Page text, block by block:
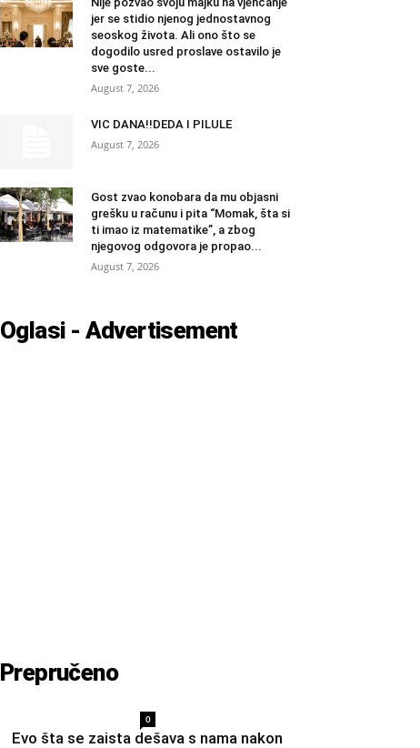
jer se stidio njenog jednostavnog
seoskog života. Ali ono što se
dogodilo usred proslave ostavilo je
sve goste...
August 7, 2026
VIC DANA!!DEDA I PILULE
August 7, 2026
Gost zvao konobara da mu objasni
grešku u računu i pita “Momak, šta si
ti imao iz matematike”, a zbog
njegovog odgovora je propao...
August 7, 2026
Oglasi - Advertisement
Prepručeno
0
Evo šta se zaista dešava s nama nakon